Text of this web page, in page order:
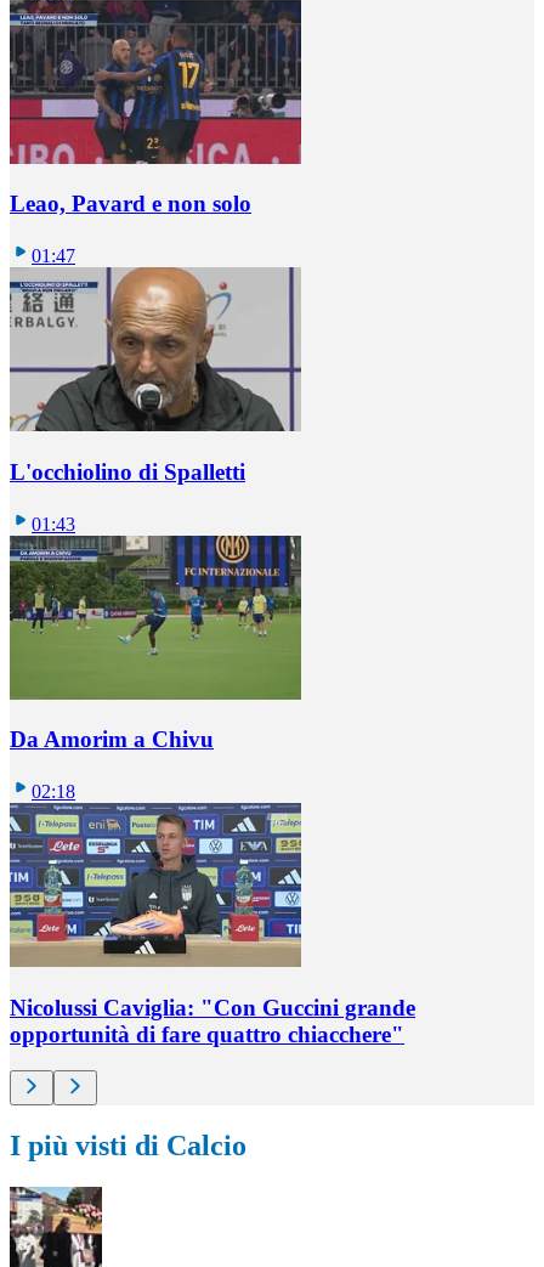
Leao, Pavard e non solo
01:47
L'occhiolino di Spalletti
01:43
Da Amorim a Chivu
02:18
Nicolussi Caviglia: "Con Guccini grande
opportunità di fare quattro chiacchere"
I più visti di Calcio